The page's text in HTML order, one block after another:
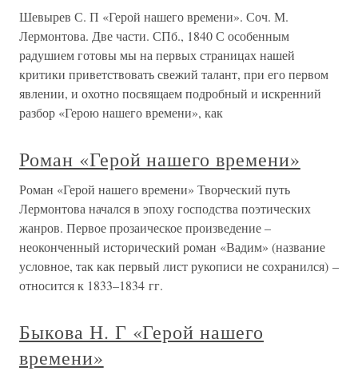
Шевырев С. П «Герой нашего времени». Соч. М.
Лермонтова. Две части. СПб., 1840 С особенным
радушием готовы мы на первых страницах нашей
критики приветствовать свежий талант, при его первом
явлении, и охотно посвящаем подробный и искренний
разбор «Герою нашего времени», как
Роман «Герой нашего времени»
Роман «Герой нашего времени» Творческий путь
Лермонтова начался в эпоху господства поэтических
жанров. Первое прозаическое произведение –
неоконченный исторический роман «Вадим» (название
условное, так как первый лист рукописи не сохранился) –
относится к 1833–1834 гг.
Быкова Н. Г «Герой нашего
времени»